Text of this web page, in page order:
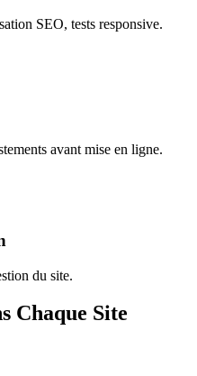
SEO, tests responsive.
avant mise en ligne.
du site.
Chaque Site